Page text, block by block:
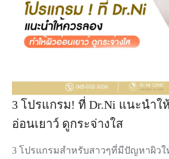
3 โปรแกรม! ที่ Dr.Ni แนะนำใ
อ่อนเยาว์ ดูกระจ่างใส
3 โปรแกรมสำหรับสาวๆที่มีปัญหาผิวใ